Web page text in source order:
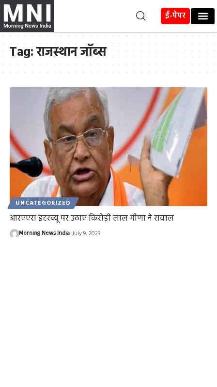
ई-पेपर
Tag:राजस्थान जॉब्स
UNCATEGORIZED
आरएएस इंटरव्यू पर उठाए किरोड़ी लाल मीणा ने सवाल
Morning News India July 9, 2023